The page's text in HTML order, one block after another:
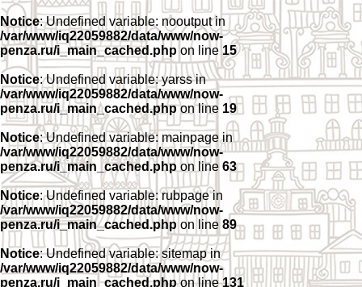
Notice: Undefined variable: nooutput in
/var/www/iq22059882/data/www/now-
penza.ru/i_main_cached.php on line 15
Notice: Undefined variable: yarss in
/var/www/iq22059882/data/www/now-
penza.ru/i_main_cached.phpon line 19
Notice: Undefined variable: mainpage in
/var/www/iq22059882/data/www/now-
penza.ru/i_main_cached.php on line 63
Notice: Undefined variable: rubpage in
/var/www/iq22059882/data/www/now-
penza.ru/i_main_cached.php on line 89
Notice: Undefined variable: sitemap in
/var/www/iq22059882/data/www/now-
penza.ru/i_main_cached.phpon line131